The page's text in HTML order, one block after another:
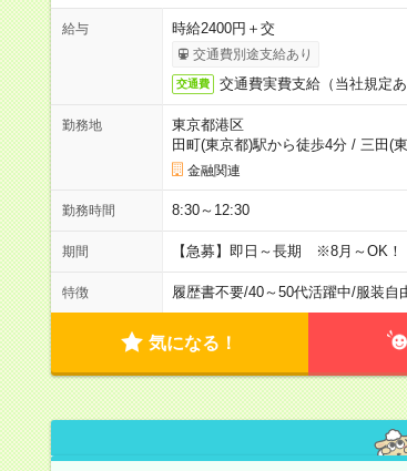
給与 時給2400円＋交
交通費別途支給あり
交通費 交通費実費支給（当社規定あ
勤務地
東京都港区
田町(東京都)駅から徒歩4分/ 三田(
金融関連
勤務時間 8:30～12:30
期間 【急募】即日～長期 ※8月～OK！
特徴 履歴書不要/40～50代活躍中/服装自
気になる！